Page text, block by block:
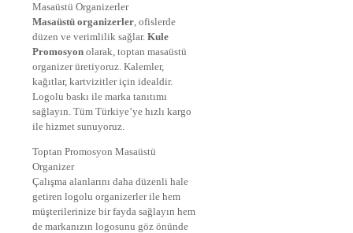
Masaüstü Organizerler
Masaüstü organizerler, ofislerde
düzen ve verimlilik sağlar. Kule
Promosyon olarak, toptan masaüstü
organizer üretiyoruz. Kalemler,
kağıtlar, kartvizitler için idealdir.
Logolu baskı ile marka tanıtımı
sağlayın. Tüm Türkiye’ye hızlı kargo
ile hizmet sunuyoruz.
Toptan Promosyon Masaüstü
Organizer
Çalışma alanlarını daha düzenli hale
getiren logolu organizerler ile hem
müşterilerinize bir fayda sağlayın hem
de markanızın logosunu göz önünde